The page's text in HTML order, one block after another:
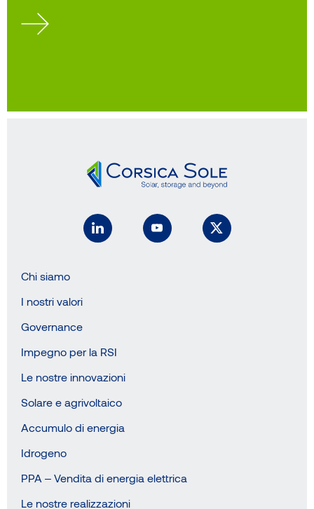
Chi siamo
I nostri valori
Governance
Impegno per la RSI
Le nostre innovazioni
Solare e agrivoltaico
Accumulo di energia
Idrogeno
PPA – Vendita di energia elettrica
Le nostre realizzazioni